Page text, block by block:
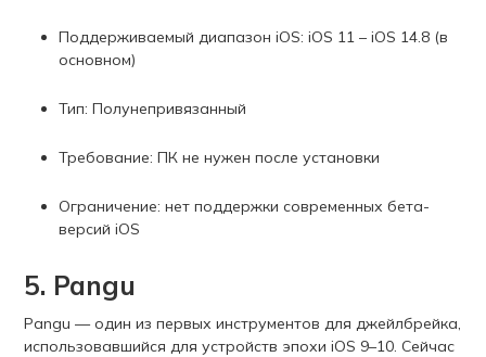
Поддерживаемый диапазон iOS: iOS 11 – iOS 14.8 (в
основном)
Тип: Полунепривязанный
Требование: ПК не нужен после установки
Ограничение: нет поддержки современных бета-
версий iOS
5. Pangu
Pangu — один из первых инструментов для джейлбрейка,
использовавшийся для устройств эпохи iOS 9–10. Сейчас